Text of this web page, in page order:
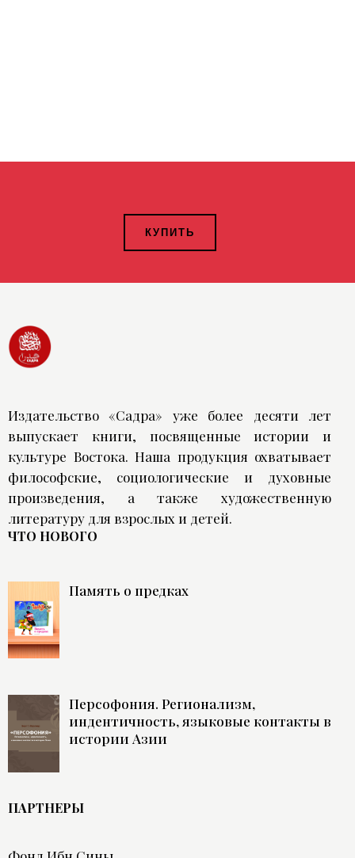
КУПИТЬ
Издательство «Садра» уже более десяти лет
выпускает книги, посвященные истории и
культуре Востока. Наша продукция охватывает
философские, социологические и духовные
произведения, а также художественную
литературу для взрослых и детей.
ЧТО НОВОГО
Память о предках
Персофония. Регионализм,
индентичность, языковые контакты в
истории Азии
ПАРТНЕРЫ